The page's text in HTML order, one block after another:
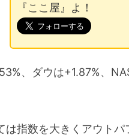
『ここ屋』よ！
、ダウは+1.87%、
は指数を大きくアウト